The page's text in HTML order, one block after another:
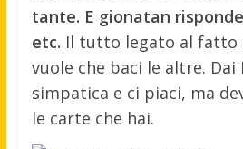
tante. E gionatan
etc. Il tutto legato al fatto
vuole che baci le altre. Dai
simpatica e ci piaci, ma
le carte che hai.